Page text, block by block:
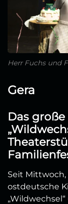
Herr Fuchs und
Gera
Das
Seit Mittwoch,
ostdeutsche